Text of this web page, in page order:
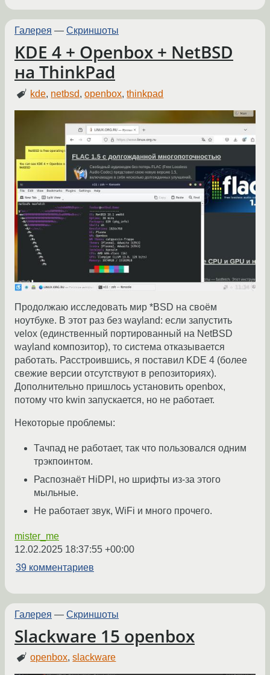
Галерея — Скриншоты
KDE 4 + Openbox + NetBSD
на ThinkPad
kde, netbsd,openbox,thinkpad
Продолжаю исследовать мир *BSD на своём
ноутбуке. В этот раз без wayland: если запустить
velox (единственный портированный на NetBSD
wayland композитор), то система отказывается
работать. Расстроившись, я поставил KDE 4 (более
свежие версии отсутствуют в репозиториях).
Дополнительно пришлось установить openbox,
потому что kwin запускается, но не работает.
Некоторые проблемы:
Тачпад не работает, так что пользовался одним
трэкпоинтом.
Распознаёт HiDPI, но шрифты из-за этого
мыльные.
Не работает звук, WiFi и много прочего.
mister_me
12.02.2025 18:37:55 +00:00
39 комментариев
Галерея — Скриншоты
Slackware 15 openbox
openbox,slackware